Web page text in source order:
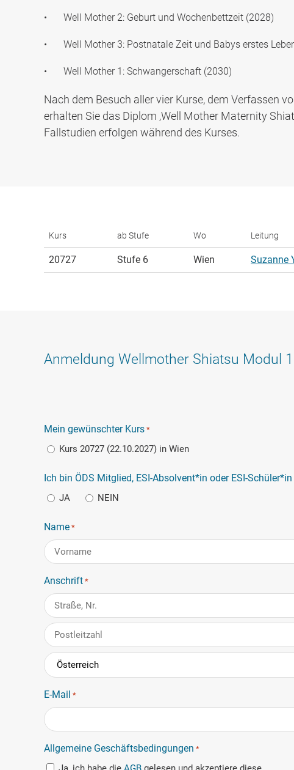
Well Mother 2: Geburt und Wochenbettzeit (2028)
Well Mother 3: Postnatale Zeit und Babys erstes
Well Mother 1: Schwangerschaft (2030)
Nach dem Besuch aller vier Kurse, dem Verfassen
erhalten Sie das Diplom ‚Well Mother Maternity
Fallstudien erfolgen während des Kurses.
Kurs ab Stufe Wo Leitung
20727 Stufe 6 Wien Suzanne
Anmeldung Wellmother Shiatsu Modul 1
Mein gewünschter Kurs *
Kurs 20727 (22.10.2027) in Wien
Ich bin ÖDS Mitglied, ESI-Absolvent*in oder ESI-Schüler*in
JA NEIN
Name *
Anschrift *
Anschrift
PLZ
E-Mail *
Allgemeine Geschäftsbedingungen *